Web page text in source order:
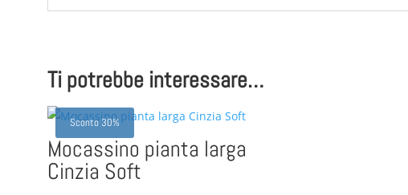
Ti potrebbe interessare…
Sconto 30%
Mocassino pianta larga
Cinzia Soft